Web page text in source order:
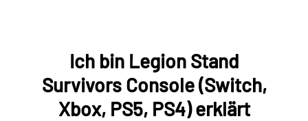
Ich bin Legion Stand
Survivors Console (Switch,
Xbox, PS5, PS4) erklärt